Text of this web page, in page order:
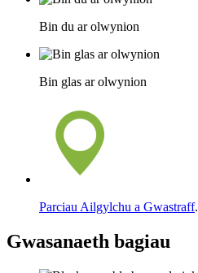
Bin du ar olwynion
Bin glas ar olwynion
Parciau Ailgylchu a Gwastraff.
Gwasanaeth bagiau